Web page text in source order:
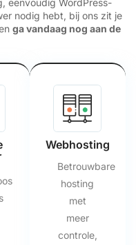
eenvoudig WordPress-
nodig hebt, bij ons zit je
ga vandaag nog aan de
Webhosting
Betrouwbare
hosting
met
meer
controle,